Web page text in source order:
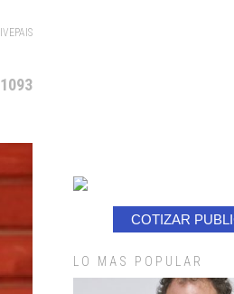
COTIZAR
LO MAS POPULAR